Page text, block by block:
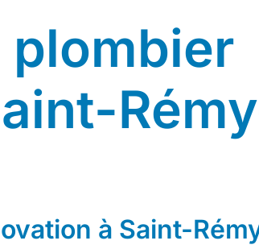
plombier
à Saint-